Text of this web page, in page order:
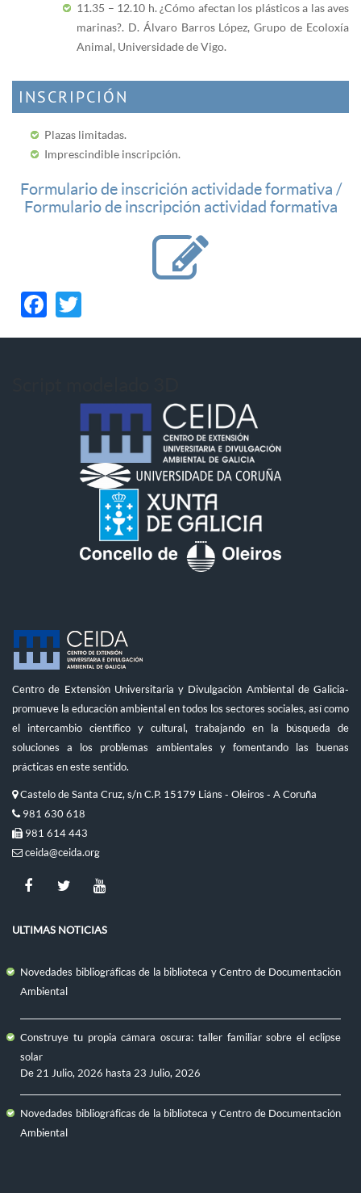
11.35 – 12.10 h. ¿Cómo afectan los plásticos a las aves
marinas?. D. Álvaro Barros López, Grupo de Ecoloxía
Animal, Universidade de Vigo.
INSCRIPCIÓN
Plazas limitadas.
Imprescindible inscripción.
Formulario de inscrición actividade formativa /
Formulario de inscripción actividad formativa
Facebook
Centro de Extensión Universitaria y Divulgación Ambiental de Galicia-
promueve la educación ambiental en todos los sectores sociales, así como
el intercambio científico y cultural, trabajando en la búsqueda de
soluciones a los problemas ambientales y fomentando las buenas
prácticas en este sentido.
Castelo de Santa Cruz, s/n C.P. 15179 Liáns - Oleiros - A Coruña
981 630 618
981 614 443
ceida@ceida.org
ULTIMAS NOTICIAS
Novedades bibliográficas de la biblioteca y Centro de Documentación
Ambiental
Construye tu propia cámara oscura: taller familiar sobre el eclipse
solar
De 21 Julio, 2026 hasta 23 Julio, 2026
Novedades bibliográficas de la biblioteca y Centro de Documentación
Ambiental